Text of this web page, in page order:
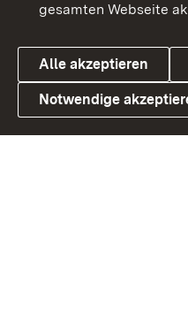
Link zum Landesportal
Cookies
gesamten Webseite
Alle akzeptieren
Notwendige